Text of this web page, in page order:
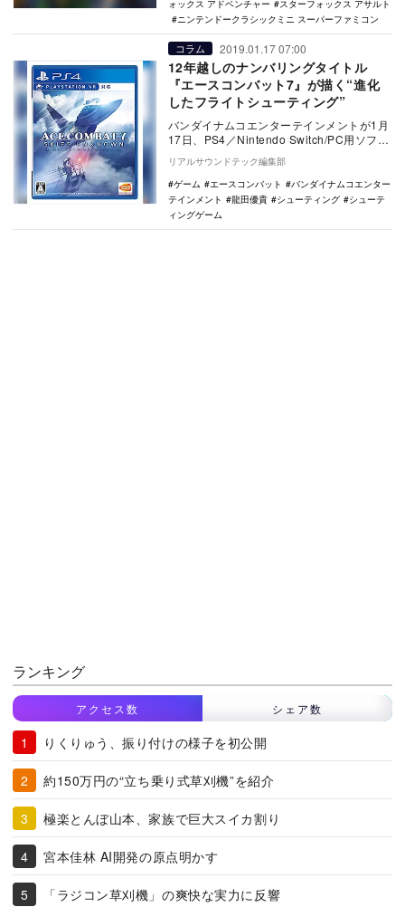
ォックス アドベンチャー
スターフォックス アサルト
ニンテンドークラシックミニ スーパーファミコン
コラム 2019.01.17 07:00
12年越しのナンバリングタイトル
『エースコンバット7』が描く“進化
したフライトシューティング”
バンダイナムコエンターテインメントが1月
17日、PS4／Nintendo Switch/PC用ソフト
『エースコンバット7 スカイ…
リアルサウンドテック編集部
ゲーム
エースコンバット
バンダイナムコエンター
テインメント
龍田優貴 シューティング
シューテ
ィングゲーム
ランキング
アクセス数 シェア数
りくりゅう、振り付けの様子を初公開
約150万円の“立ち乗り式草刈機”を紹介
極楽とんぼ山本、家族で巨大スイカ割り
宮本佳林 AI開発の原点明かす
「ラジコン草刈機」の爽快な実力に反響